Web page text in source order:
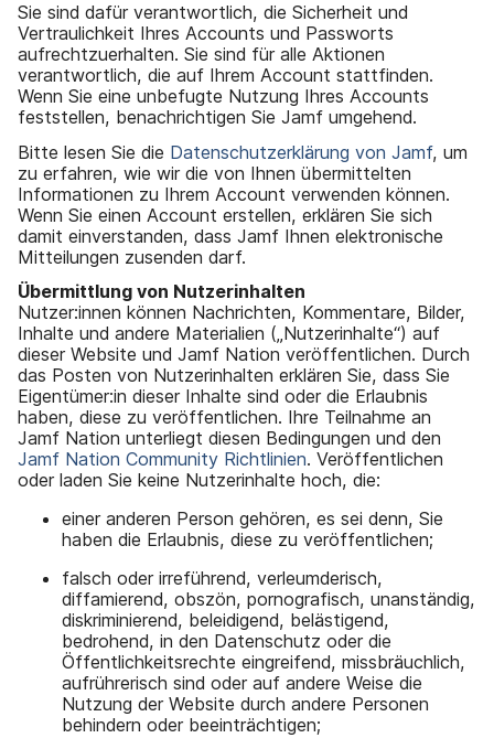
Sie sind dafür verantwortlich, die Sicherheit und
Vertraulichkeit Ihres Accounts und Passworts
aufrechtzuerhalten. Sie sind für alle Aktionen
verantwortlich, die auf Ihrem Account stattfinden.
Wenn Sie eine unbefugte Nutzung Ihres Accounts
feststellen, benachrichtigen Sie Jamf umgehend.
Bitte lesen Sie die Datenschutzerklärung von Jamf, um
zu erfahren, wie wir die von Ihnen übermittelten
Informationen zu Ihrem Account verwenden können.
Wenn Sie einen Account erstellen, erklären Sie sich
damit einverstanden, dass Jamf Ihnen elektronische
Mitteilungen zusenden darf.
Übermittlung von Nutzerinhalten
Nutzer:innen können Nachrichten, Kommentare, Bilder,
Inhalte und andere Materialien („Nutzerinhalte“) auf
dieser Website und Jamf Nation veröffentlichen. Durch
das Posten von Nutzerinhalten erklären Sie, dass Sie
Eigentümer:in dieser Inhalte sind oder die Erlaubnis
haben, diese zu veröffentlichen. Ihre Teilnahme an
Jamf Nation unterliegt diesen Bedingungen und den
Jamf Nation Community Richtlinien. Veröffentlichen
oder laden Sie keine Nutzerinhalte hoch, die:
einer anderen Person gehören, es sei denn, Sie
haben die Erlaubnis, diese zu veröffentlichen;
falsch oder irreführend, verleumderisch,
diffamierend, obszön, pornografisch, unanständig,
diskriminierend, beleidigend, belästigend,
bedrohend, in den Datenschutz oder die
Öffentlichkeitsrechte eingreifend, missbräuchlich,
aufrührerisch sind oder auf andere Weise die
Nutzung der Website durch andere Personen
behindern oder beeinträchtigen;